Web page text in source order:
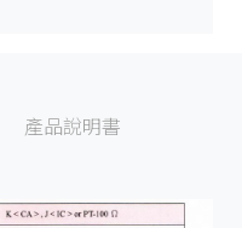
產品說明書